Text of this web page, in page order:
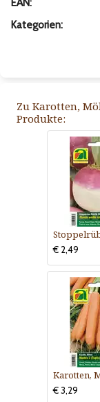
EAN:
Kategorien:
Zu Karotten,
Produkte:
€ 2,49
€ 3,29